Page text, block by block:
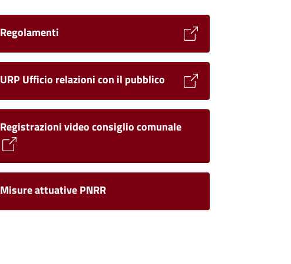
Regolamenti
URP Ufficio relazioni con il pubblico
Registrazioni video consiglio comunale
Misure attuative PNRR